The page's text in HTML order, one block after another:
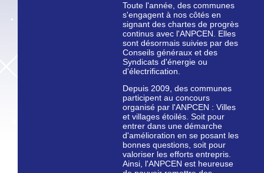
Toute l'année, des communes
s'engagent à nos côtés en
signant des chartes de progrès
continus avec l'ANPCEN. Elles
sont désormais suivies par des
Conseils généraux et des
Syndicats d'énergie ou
d'électrification.
Depuis 2009, des communes
participent au concours
organisé par l'ANPCEN : Villes
et villages étoilés. Soit pour
entrer dans une démarche
d'amélioration en se posant les
bonnes questions, soit pour
valoriser les efforts entrepris.
Ainsi, l'ANPCEN est heureuse